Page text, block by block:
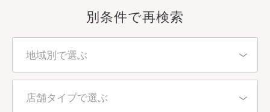
別条件で再検索
地域別で選ぶ
北海道・東北
店舗タイプで選ぶ